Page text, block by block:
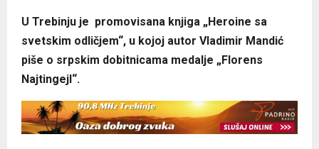
U Trebinju je promovisana knjiga „Heroine sa
svetskim odličjem“, u kojoj autor Vladimir Mandić
piše o srpskim dobitnicama medalje „Florens
Najtingejl“.